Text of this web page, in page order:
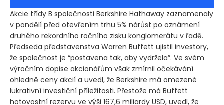
Akcie třídy B společnosti Berkshire Hathaway zaznamenaly
v pondělí před otevřením trhu 5% nárůst po oznámení
druhého rekordního ročního zisku konglomerátu v řadě.
Předseda představenstva Warren Buffett ujistil investory,
že společnost je “postavena tak, aby vydržela”. Ve svém
výročním dopise akcionářům však zmírnil očekávání
ohledně ceny akcií a uvedl, že Berkshire má omezené
lukrativní investiční příležitosti. Přestože má Buffett
hotovostní rezervu ve výši 167,6 miliardy USD, uvedl, že